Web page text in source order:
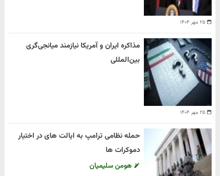
۲۵ مهر ۱۴۰۴
۲۵ مهر ۱۴۰۴
مذاکره ایران و آمریکا نیازمند میانجی‌گری
بین‌المللی
حمله نظامی ترامپ به ایالت های در اختیار
دموکرات ها
هومن سلیمیان